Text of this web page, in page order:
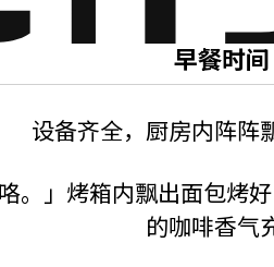
早餐时
设备齐全，厨房内阵阵
咯。」烤箱内飘出面包烤
的咖啡香气